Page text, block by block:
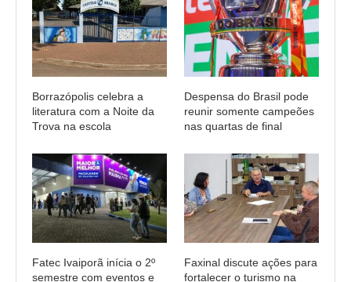
Borrazópolis celebra a
literatura com a Noite da
Trova na escola
Despensa do Brasil pode
reunir somente campeões
nas quartas de final
Fatec Ivaiporã inícia o 2º
semestre com eventos e
Faxinal discute ações para
fortalecer o turismo na